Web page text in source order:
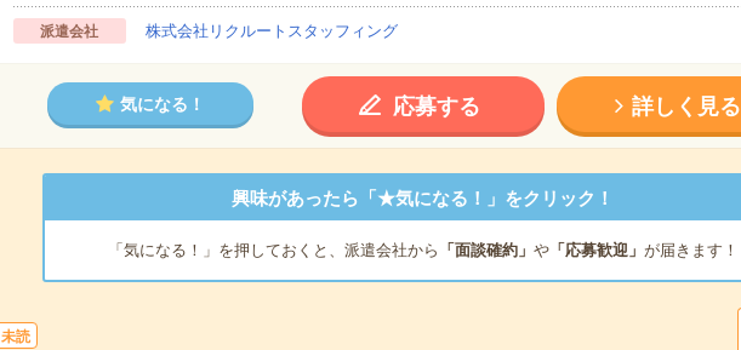
派遣会社 株式会社リクルートスタッフィング
気になる！ 応募する 詳しく見る
興味があったら「★気になる！」をクリック！
「気になる！」を押しておくと、派遣会社から 「面談確約」 や「応募歓迎」 が届きます！
未読